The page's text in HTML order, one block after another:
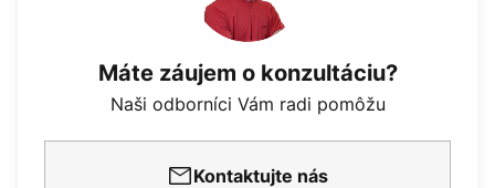
Máte záujem o konzultáciu?
Naši odborníci Vám radi pomôžu
Kontaktujte nás